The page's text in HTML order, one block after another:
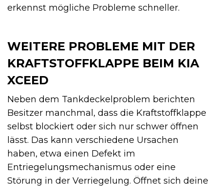
erkennst mögliche Probleme schneller.
WEITERE PROBLEME MIT DER
KRAFTSTOFFKLAPPE BEIM KIA
XCEED
Neben dem Tankdeckelproblem berichten
Besitzer manchmal, dass die Kraftstoffklappe
selbst blockiert oder sich nur schwer öffnen
lässt. Das kann verschiedene Ursachen
haben, etwa einen Defekt im
Entriegelungsmechanismus oder eine
Störung in der Verriegelung. Öffnet sich deine